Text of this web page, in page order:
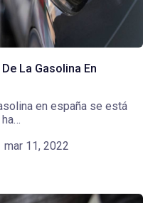
La Gasolina En
en españa se está
mar 11, 2022